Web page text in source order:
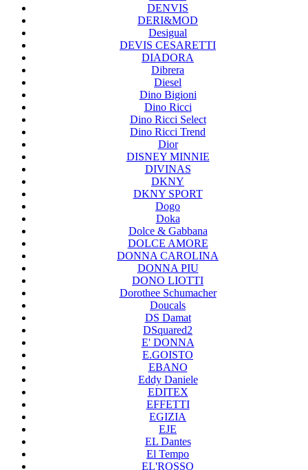
DENVIS
DERI&MOD
Desigual
DEVIS CESARETTI
DIADORA
Dibrera
Diesel
Dino Bigioni
Dino Ricci
Dino Ricci Select
Dino Ricci Trend
Dior
DISNEY MINNIE
DIVINAS
DKNY
DKNY SPORT
Dogo
Doka
Dolce & Gabbana
DOLCE AMORE
DONNA CAROLINA
DONNA PIU
DONO LIOTTI
Dorothee Schumacher
Doucals
DS Damat
DSquared2
E' DONNA
E.GOISTO
EBANO
Eddy Daniele
EDITEX
EFFETTI
EGIZIA
EJE
EL Dantes
El Tempo
EL'ROSSO